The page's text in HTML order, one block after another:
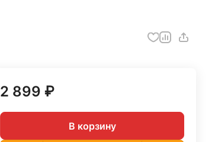
2 899 ₽
В корзину